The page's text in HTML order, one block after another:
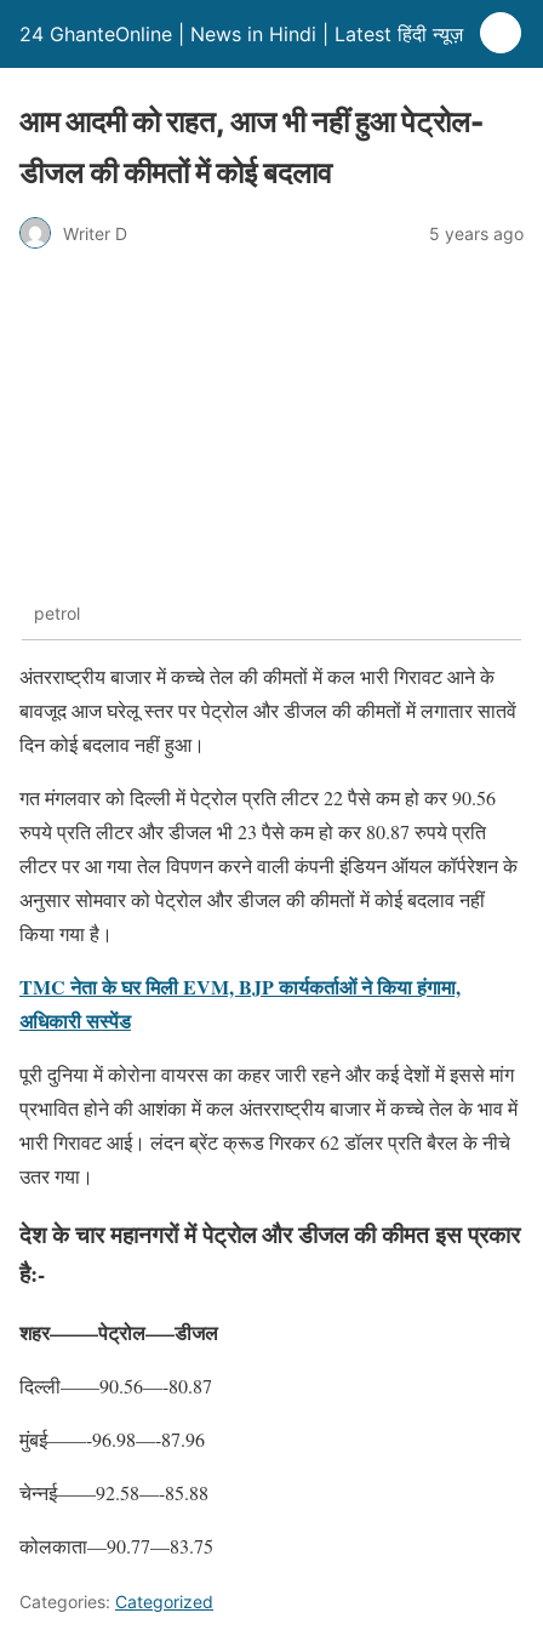
24 GhanteOnline | News in Hindi | Latest हिंदी न्यूज़
आम आदमी को राहत, आज भी नहीं हुआ पेट्रोल-
डीजल की कीमतों में कोई बदलाव
Writer D 5 years ago
petrol
अंतरराष्ट्रीय बाजार में कच्चे तेल की कीमतों में कल भारी गिरावट आने के
बावजूद आज घरेलू स्तर पर पेट्रोल और डीजल की कीमतों में लगातार सातवें
दिन कोई बदलाव नहीं हुआ।
गत मंगलवार को दिल्ली में पेट्रोल प्रति लीटर 22 पैसे कम हो कर 90.56
रुपये प्रति लीटर और डीजल भी 23 पैसे कम हो कर 80.87 रुपये प्रति
लीटर पर आ गया तेल विपणन करने वाली कंपनी इंडियन ऑयल कॉर्परेशन के
अनुसार सोमवार को पेट्रोल और डीजल की कीमतों में कोई बदलाव नहीं
किया गया है।
TMC नेता के घर मिली EVM, BJP कार्यकर्ताओं ने किया हंगामा,
अधिकारी सस्पेंड
पूरी दुनिया में कोरोना वायरस का कहर जारी रहने और कई देशों में इससे मांग
प्रभावित होने की आशंका में कल अंतरराष्ट्रीय बाजार में कच्चे तेल के भाव में
भारी गिरावट आई। लंदन ब्रेंट क्रूड गिरकर 62 डॉलर प्रति बैरल के नीचे
उतर गया।
देश के चार महानगरों में पेट्रोल और डीजल की कीमत इस प्रकार
है:-
शहर——–पेट्रोल—–डीजल
दिल्ली——90.56—-80.87
मुंबई——-96.98—-87.96
चेन्नई——92.58—-85.88
कोलकाता—90.77—83.75
Categories: Categorized